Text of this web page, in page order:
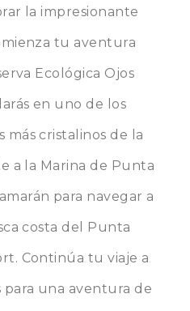
la impresionante
tu aventura
Ecológica Ojos
en uno de los
más cristalinos de la
a la Marina de Punta
para navegar a
costa del Punta
Continúa tu viaje a
para una aventura de